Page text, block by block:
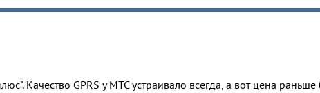
Качество GPRS у МТС устраивало всегда, а вот цена